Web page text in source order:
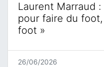
Laurent Marraud :
pour faire du
foot »
26/06/2026